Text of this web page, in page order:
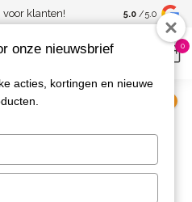
voor klanten! Spaar voor
kortingen
5.0 /5.0
0
15 gr.
15 gr.
onze nieuwsbrief
acties, kortingen en nieuwe